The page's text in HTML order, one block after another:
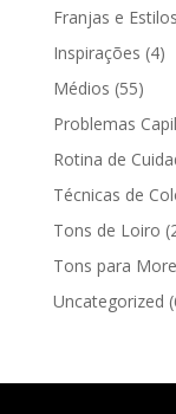
Franjas e Estilos
Inspirações (4)
Médios (55)
Problemas
Rotina de
Técnicas de
Tons de Loiro
Tons para
Uncategorized